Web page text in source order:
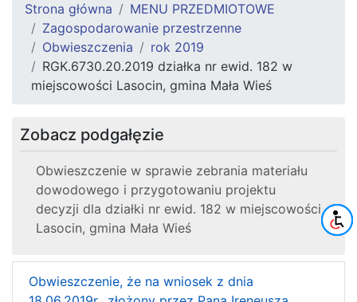
Strona główna
MENU PRZEDMIOTOWE
Zagospodarowanie przestrzenne
Obwieszczenia
rok 2019
RGK.6730.20.2019 działka nr ewid. 182 w
miejscowości Lasocin, gmina Mała Wieś
Zobacz podgałęzie
Obwieszczenie w sprawie zebrania materiału
dowodowego i przygotowaniu projektu
decyzji dla działki nr ewid. 182 w miejscowości
Lasocin, gmina Mała Wieś
Obwieszczenie, że na wniosek z dnia